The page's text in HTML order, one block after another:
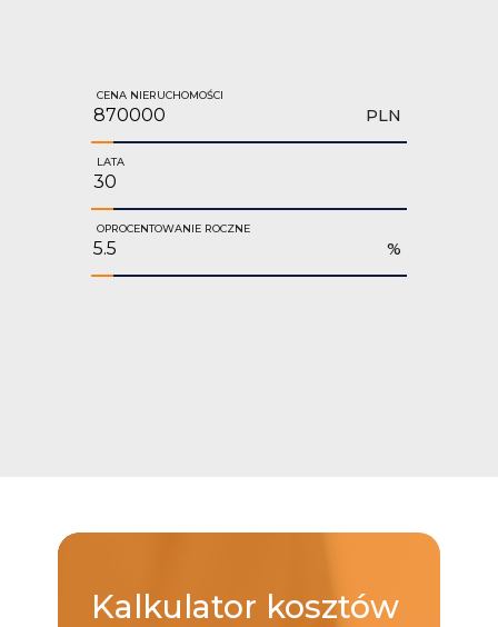
CENA NIERUCHOMOŚCI
PLN
LATA
OPROCENTOWANIE ROCZNE
%
Kalkulator kosztów